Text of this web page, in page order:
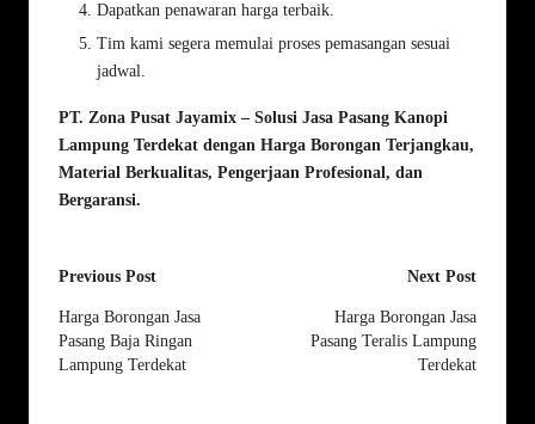
Dapatkan penawaran harga terbaik.
Tim kami segera memulai proses pemasangan sesuai
jadwal.
PT. Zona Pusat Jayamix – Solusi Jasa Pasang Kanopi
Lampung Terdekat dengan Harga Borongan Terjangkau,
Material Berkualitas, Pengerjaan Profesional, dan
Bergaransi.
Post
navigation
Previous Post
Harga Borongan Jasa
Pasang Baja Ringan
Lampung Terdekat
Next Post
Harga Borongan Jasa
Pasang Teralis Lampung
Terdekat